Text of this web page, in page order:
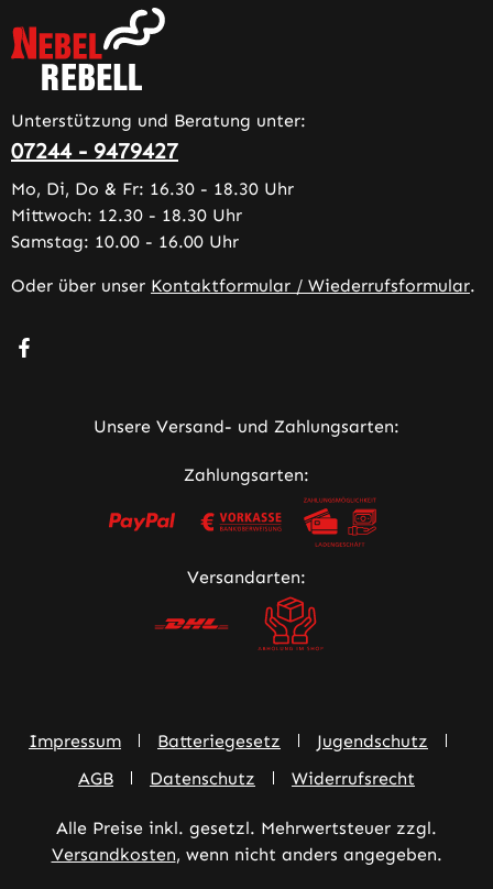
Unterstützung und Beratung unter:
07244 - 9479427
Mo, Di, Do & Fr: 16.30 - 18.30 Uhr
Mittwoch: 12.30 - 18.30 Uhr
Samstag: 10.00 - 16.00 Uhr
Oder über unser Kontaktformular / Wiederrufsformular.
Besuche uns auf Facebook – öffnet in neuem Tab
Unsere Versand- und Zahlungsarten:
Zahlungsarten:
Versandarten:
Impressum Batteriegesetz
Jugendschutz
AGB
Datenschutz Widerrufsrecht
Alle Preise inkl. gesetzl. Mehrwertsteuer zzgl.
Versandkosten, wenn nicht anders angegeben.